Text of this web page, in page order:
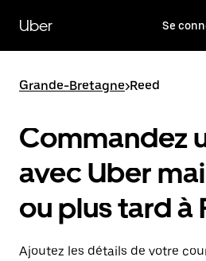
contenu
principal
Uber Se
Grande-Bretagne>Reed
Commandez
avec Uber
ou plus tard à
Ajoutez les détails de votre